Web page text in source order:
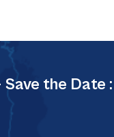
the Date